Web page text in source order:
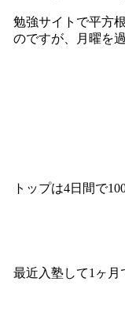
勉強サイトで平方
のですが、月曜を
トップは4日間で
最近入塾して1ヶ月